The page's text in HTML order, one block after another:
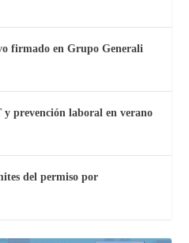
firmado en Grupo Generali
y prevención laboral en verano
del permiso por